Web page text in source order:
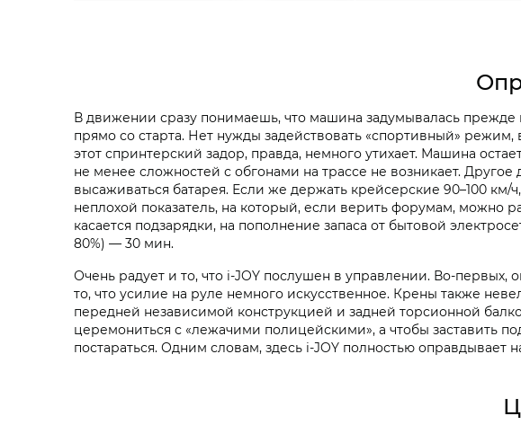
В движении сразу понимаешь, что машина задумывалась
прямо со старта. Нет нужды задействовать «спортивный»
этот спринтерский задор, правда, немного утихает. Машина
не менее сложностей с обгонами на трассе не возникает. Другое
высаживаться батарея. Если же держать крейсерские 90–100
неплохой показатель, на который, если верить форумам, можно
касается подзарядки, на пополнение запаса от бытовой
80%) — 30 мин.
Очень радует и то, что i‑JOY послушен в управлении. Во-
то, что усилие на руле немного искусственное. Крены также
передней независимой конструкцией и задней торсионной
церемониться с «лежачими полицейскими», а чтобы заставить
постараться. Одним словам, здесь i‑JOY полностью